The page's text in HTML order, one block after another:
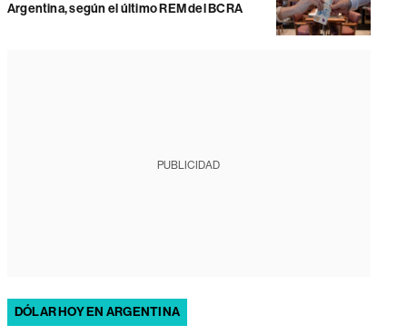
Argentina, según el último REM del BCRA
PUBLICIDAD
DÓLAR HOY EN ARGENTINA